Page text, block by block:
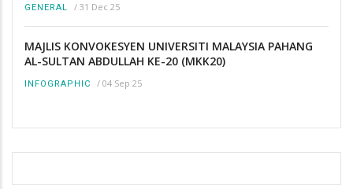
GENERAL / 31 Dec 25
MAJLIS KONVOKESYEN UNIVERSITI MALAYSIA PAHANG
AL-SULTAN ABDULLAH KE-20 (MKK20)
INFOGRAPHIC / 04 Sep 25